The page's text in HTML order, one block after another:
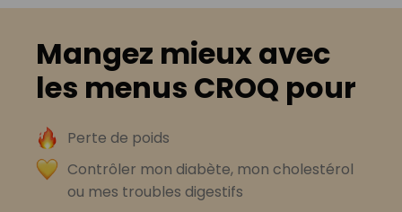
Mangez mieux avec
les menus CROQ pour
Perte de poids
Contrôler mon diabète, mon cholestérol
ou mes troubles digestifs